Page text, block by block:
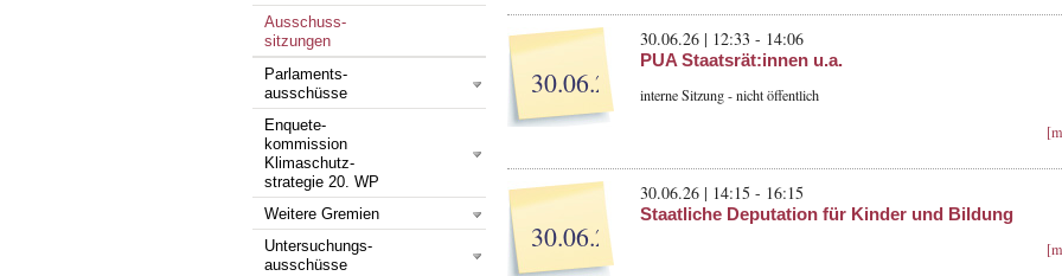
Ausschuss-
sitzungen
Parlaments-
ausschüsse
Enquete-
kommission
Klimaschutz-
strategie 20. WP
Weitere Gremien
Untersuchungs-
ausschüsse
30.06.26
30.06.26 | 12:33 - 14:06
PUA Staatsrät:innen u.a.
interne Sitzung - nicht öffentlich
30.06.26
30.06.26 | 14:15 - 16:15
Staatliche Deputation für Kinder und Bildung